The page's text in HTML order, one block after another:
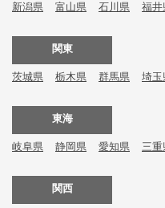
新潟県 富山県 石川県 福井
関東
茨城県 栃木県 群馬県 埼玉
東海
岐阜県 静岡県 愛知県 三重
関西